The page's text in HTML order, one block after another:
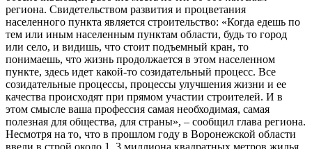
региона. Свидетельством развития и процветания
населенного пункта является строительство: «Когда едешь по
тем или иным населенным пунктам области, будь то город
или село, и видишь, что стоит подъемный кран, то
понимаешь, что жизнь продолжается в этом населенном
пункте, здесь идет какой-то созидательный процесс. Все
созидательные процессы, процессы улучшения жизни и ее
качества происходят при прямом участии строителей. И в
этом смысле ваша профессия самая необходимая, самая
полезная для общества, для страны», – сообщил глава региона.
Несмотря на то, что в прошлом году в Воронежской области
ввели в строй около 1, 3 миллиона квадратных метров жилья,